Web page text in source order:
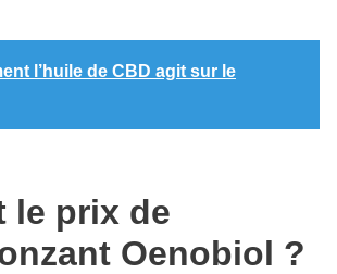
l’huile de CBD agit sur le
le prix de
Oenobiol ?